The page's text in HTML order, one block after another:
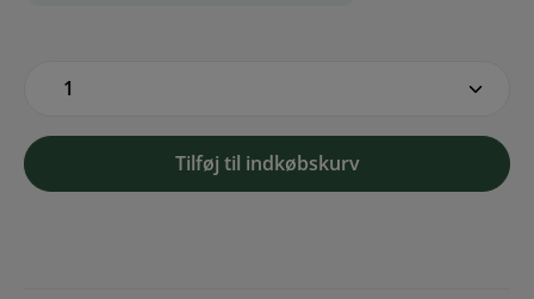
Tilføj til indkøbskurv